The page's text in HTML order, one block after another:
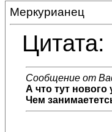
Меркурианец
Цитата:
Сообщение от
А что тут нового
Чем